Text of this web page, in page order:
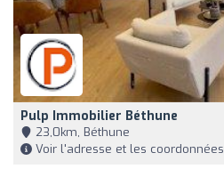
Pulp Immobilier Béthune
23,0km, Béthune
Voir l'adresse et les coordonnées